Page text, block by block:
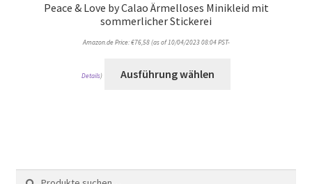
Peace & Love by Calao Ärmelloses Minikleid mit
sommerlicher Stickerei
Amazon.de Price:€76,58(as of 10/04/2023 08:04 PST-
Details) Ausführung wählen
Suche
Suche